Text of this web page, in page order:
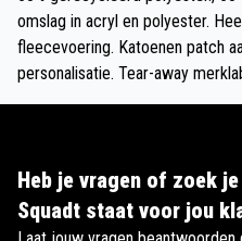
omslag in acryl en polyester.
fleecevoering. Katoenen patch
personalisatie. Tear-away
Heb je vragen of zoek
Squadt staat voor jou